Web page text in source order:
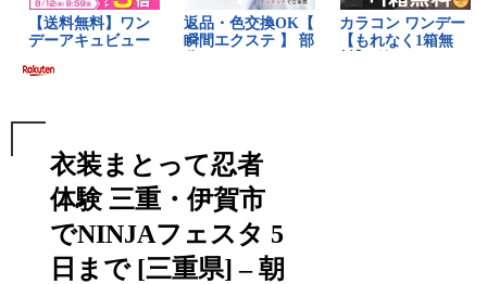
衣装まとって忍者
体験 三重・伊賀市
でNINJAフェスタ 5
日まで [三重県] – 朝